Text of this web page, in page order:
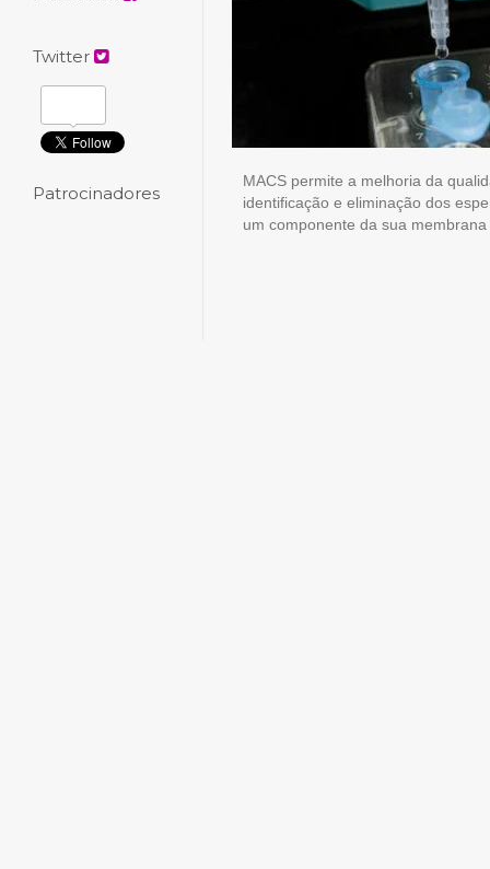
Twitter
Patrocinadores
MACS permite a melhoria da
identificação e eliminação dos
um componente da sua